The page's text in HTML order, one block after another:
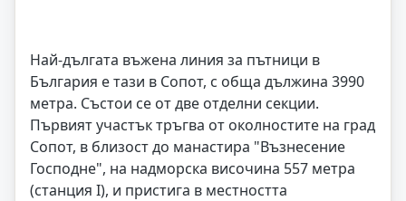
Най-дългата въжена линия за пътници в
България е тази в Сопот, с обща дължина 3990
метра. Състои се от две отделни секции.
Първият участък тръгва от околностите на град
Сопот, в близост до манастира "Възнесение
Господне", на надморска височина 557 метра
(станция І), и пристига в местността